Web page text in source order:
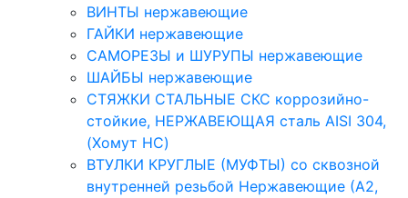
ВИНТЫ нержавеющие
ГАЙКИ нержавеющие
САМОРЕЗЫ и ШУРУПЫ нержавеющие
ШАЙБЫ нержавеющие
СТЯЖКИ СТАЛЬНЫЕ СКС коррозийно-
стойкие, НЕРЖАВЕЮЩАЯ сталь AISI 304,
(Хомут НС)
ВТУЛКИ КРУГЛЫЕ (МУФТЫ) со сквозной
внутренней резьбой Нержавеющие (А2,